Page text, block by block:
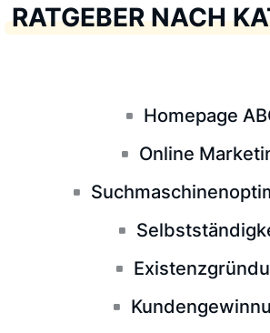
RATGEBER NACH
Homepage
Online